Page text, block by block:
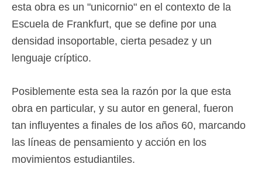
esta obra es un "unicornio" en el contexto de la
Escuela de Frankfurt, que se define por una
densidad insoportable, cierta pesadez y un
lenguaje críptico.
Posiblemente esta sea la razón por la que esta
obra en particular, y su autor en general, fueron
tan influyentes a finales de los años 60, marcando
las líneas de pensamiento y acción en los
movimientos estudiantiles.